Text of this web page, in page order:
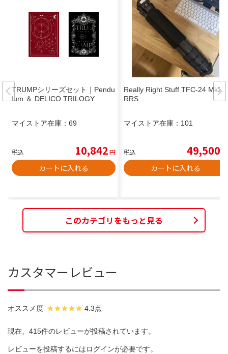
TRUMPシリーズセット｜Pendu
lum ＆ DELICO TRILOGY
マイストア在庫： 69
税込 10,842円
カートに入れる
Really Right Stuff TFC-24 Mk2
RRS
マイストア在庫： 101
税込 49,500
カートに入れる
このカテゴリをもっと見る
カスタマーレビュー
オススメ度 4.3点
現在、415件のレビューが投稿されています。
レビューを投稿するにはログインが必要です。